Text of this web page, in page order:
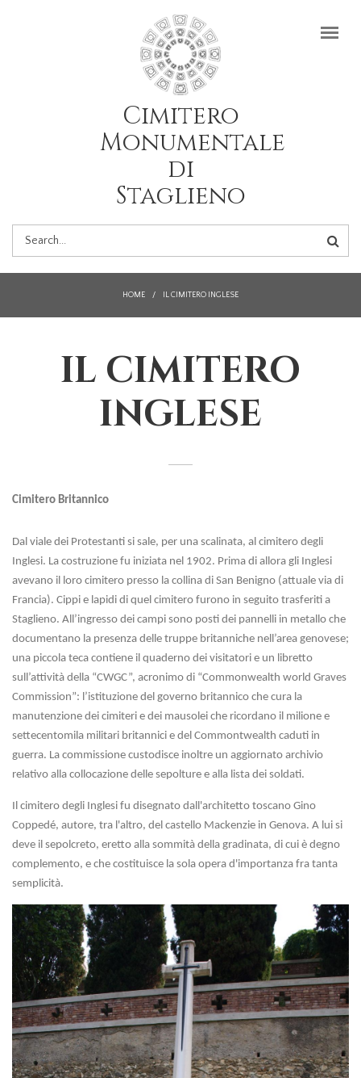
Cimitero
Monumentale
di
Staglieno
FORM
HOME / IL CIMITERO INGLESE
IL CIMITERO
INGLESE
Cimitero Britannico
Dal viale dei Protestanti si sale, per una scalinata, al cimitero degli
Inglesi. La costruzione fu iniziata nel 1902. Prima di allora gli Inglesi
avevano il loro cimitero presso la collina di San Benigno (attuale via di
Francia). Cippi e lapidi di quel cimitero furono in seguito trasferiti a
Staglieno. All’ingresso dei campi sono posti dei pannelli in metallo che
documentano la presenza delle truppe britanniche nell’area genovese;
una piccola teca contiene il quaderno dei visitatori e un libretto
sull’attività della “CWGC”, acronimo di “Commonwealth world Graves
Commission”: l’istituzione del governo britannico che cura la
manutenzione dei cimiteri e dei mausolei che ricordano il milione e
settecentomila militari britannici e del Commontwealth caduti in
guerra. La commissione custodisce inoltre un aggiornato archivio
relativo alla collocazione delle sepolture e alla lista dei soldati.
Il cimitero degli Inglesi fu disegnato dall'architetto toscano Gino
Coppedé, autore, tra l'altro, del castello Mackenzie in Genova. A lui si
deve il sepolcreto, eretto alla sommità della gradinata, di cui è degno
complemento, e che costituisce la sola opera d'importanza fra tanta
semplicità.